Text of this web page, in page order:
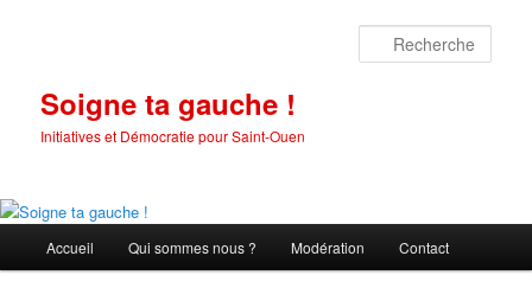
Soigne ta gauche !
Initiatives et Démocratie pour Saint-Ouen
principal
Accueil Qui sommes nous ? Modération Contact